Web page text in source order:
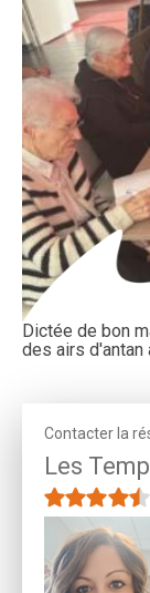
Dictée de bon
des airs d'antan
Contacter la
Les